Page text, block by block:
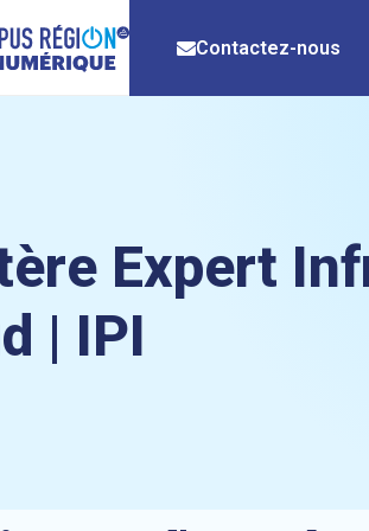
Contactez-nous
Expert
| IPI